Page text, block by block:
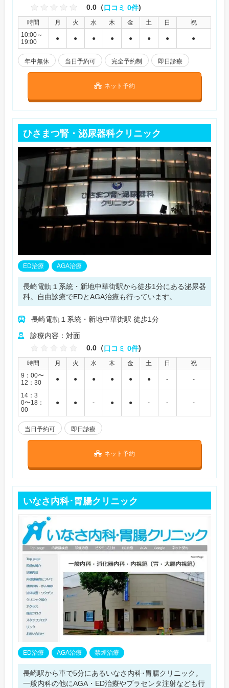
0.0（口コミ 0件)
時間 月 火 水 木 金 土 日
祝
10:00～
19:00
● ● ● ● ● ● ● ●
年中無休 当日予約可 完全予約制 即日診療
ネット予約
ひさまつ腎・泌尿器科クリニック
ED治療 AGA治療
長崎電軌１系統・新地中華街駅から徒歩1分にある泌尿器
科。自由診療でEDとAGA治療も行っています。
長崎電軌１系統・新地中華街駅 徒歩1分
診療内容：対面
0.0（口コミ 0件)
時間 月 火 水 木 金 土 日
祝
9：00〜
12：30
● ● ● ● ● ● - -
14：3
0〜18：
00
● ● - ● ● - - -
当日予約可 即日診療
ネット予約
いなさ内科･胃腸クリニック
ED治療 AGA治療 禁煙治療
長崎駅から車で5分にあるいなさ内科･胃腸クリニック。
一般内科の他にAGA・ED治療やプラセンタ注射なども行